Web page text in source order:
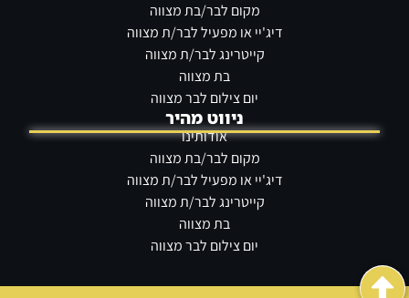
מקום לבר/בת מצווה
דיג'יי או מפעיל לבר/ת מצווה
קייטרינג לבר/ת מצווה
בת מצווה
יום צילום לבר מצווה
ניווט מהיר
אודותינו
מקום לבר/בת מצווה
דיג'יי או מפעיל לבר/ת מצווה
קייטרינג לבר/ת מצווה
בת מצווה
יום צילום לבר מצווה